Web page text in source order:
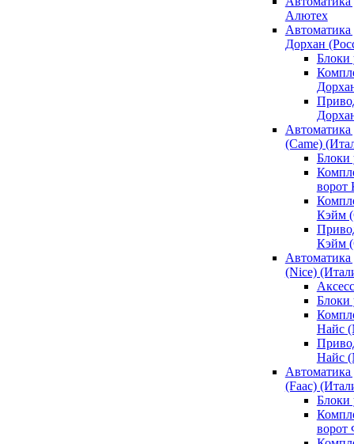
Алютех
Дорхан
Блоки
(Came)
Блоки
ворот
Кэйм
Кэйм
(Nice)
Блоки
Найс
Найс
(Faac)